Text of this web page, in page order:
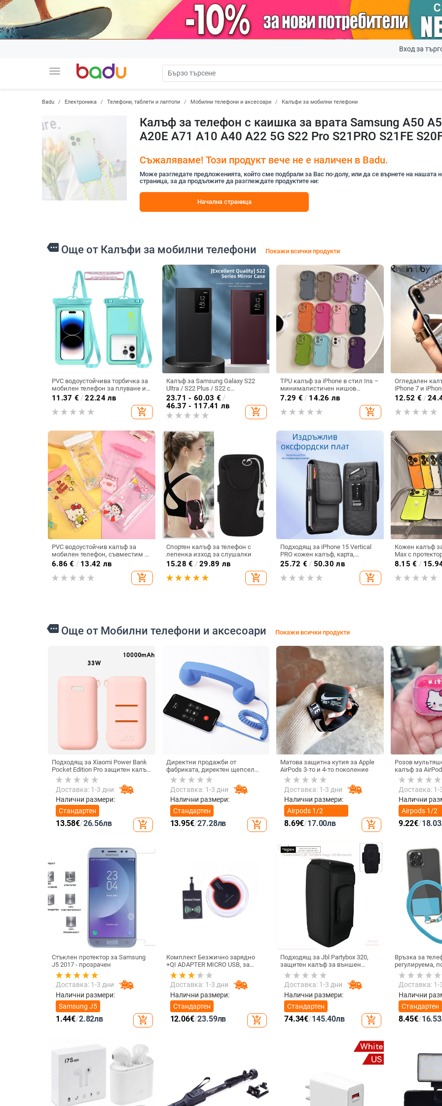
menu
Вход за
Badu Електроника Телефони, таблети и лаптопи Мобилни телефони и аксесоари Калъфи за мобилни телефони
Калъф за телефон с каишка за врата Samsung A50
A20E A71 A10 A40 A22 5G S22 Pro S21PRO S21FE
Съжаляваме! Този продукт вече не е наличен в Badu.
Може разгледате предложенията, който сме подбрали за Вас по-долу, или да се върнете на нашата
страница, за да продължите да разглеждате продуктите ни:
Начална страница
more Още от Калъфи за мобилни телефони Покажи всички продукти
PVC водоустойчива торбичка за
мобилен телефон за плуване и
гмуркане, съвместима със
сензорен екран, самозатваряща
се торба
11.37 € /22.24 лв
add_shopping_cart
Калъф за Samsung Galaxy S22
Ultra / S22 Plus / S22 с
интелигентно прозорче и
защита при заспиване, без
разгъване на капака
23.71 - 60.03 € /
46.37 - 117.41 лв
add_shopping_cart
TPU калъф за iPhone в стил Ins –
минималистичен нишов
дизайн, мек калъф с
вълнообразен ръб, устойчив на
изпускане и на отпечатъци,
7.29 € / 14.26 лв
add_shopping_cart
Огледален
iPhone 7 и
12.52 € /
PVC водоустойчив калъф за
мобилен телефон, съвместим с
устройства до 7.2 инча, печат на
лого, персонализиране (PVC •
водоустойчив • до 7.2 инча •
6.86 € / 13.42 лв
add_shopping_cart
Спортен калъф за телефон с
лепенка изход за слушалки
15.28 € /29.89 лв
add_shopping_cart
Подходящ за iPhone 15 Vertical
PRO кожен калъф, карта,
оксфордски плат, найлонов
плат, колан, чанта за кръста на
мобилен телефон
25.72 € / 50.30 лв
add_shopping_cart
Кожен калъф
Max с
пълен обхват и
твърд кейс
8.15 € /
more Още от Мобилни телефони и аксесоари Покажи всички продукти
Подходящ за Xiaomi Power Bank
Pocket Edition Pro защитен калъф
33W силиконов 10000mA
неплъзгащ се защитен калъф за
Power Bank
Доставка: 1-3 дни
Налични размери:
Стандартен
13.58€/26.56лв add_shopping_cart
Директни продажби от
фабриката, директен щепсел
тип C, мобилен телефон, Douyin
Internet Celebrity, електрически
микрофон, слушалки с C порт,
кабелна слушалка
Доставка: 1-3 дни
Налични размери:
Стандартен
13.95€/27.28лв add_shopping_cart
Матова защитна кутия за Apple
AirPods 3-то и 4-то поколение
Доставка: 1-3 дни
Налични размери:
Airpods 1/2
поколение
8.69€/17.00лв add_shopping_cart
Розов
калъф за
котка
Доставка: 1-
Налични
Airpods 1/2
поколение
9.22€/18.03
Стъклен протектор за Samsung
J5 2017 - прозрачен
Доставка: 1-3 дни
Налични размери:
Samsung J5
1.44€/2.82лв add_shopping_cart
Комплект Безжично зарядно
+QI ADAPTER MICRO USB, за
телефон + Qi Безжичен
приемник с micro USB-черен
цвят
Доставка: 1-3 дни
Налични размери:
Стандартен
12.06€/23.59лв add_shopping_cart
Подходящ за Jbl Partybox 320,
защитен калъф за външен
високоговорител, калъф за
количка Stage 320 Audio,
прахозащитно покритие.
Доставка: 1-3 дни
Налични размери:
Стандартен
74.34€/145.40лв add_shopping_cart
Връзка за
регулируема,
за врата,
за мобилни
мобилен
врата,
Доставка: 1-
Налични
Стандартен
8.45€/16.53